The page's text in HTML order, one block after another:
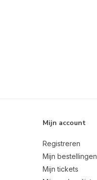
Mijn account
Registreren
Mijn bestellingen
Mijn tickets